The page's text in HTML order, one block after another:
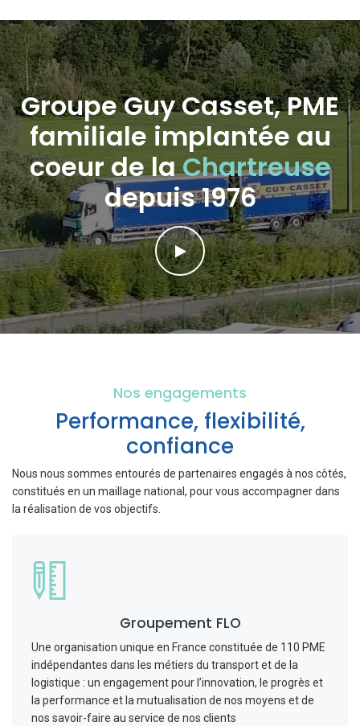
Groupe Guy Casset, PME
familiale implantée au
coeur de laChartreuse
depuis 1976
Nos engagements
Performance, flexibilité,
confiance
Nous nous sommes entourés de partenaires engagés à nos côtés,
constitués en un maillage national, pour vous accompagner dans
la réalisation de vos objectifs.
Groupement FLO
Une organisation unique en France constituée de 110 PME
indépendantes dans les métiers du transport et de la
logistique : un engagement pour l’innovation, le progrès et
la performance et la mutualisation de nos moyens et de
nos savoir-faire au service de nos clients